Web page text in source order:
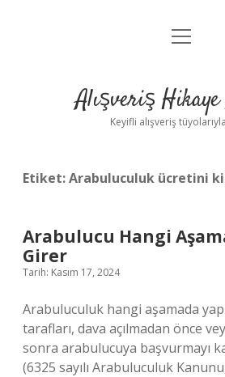
Anasayfa
Yasal Uyarı
menüyü
Alışveriş
Keyifli alışveriş
Etiket:Arabuluculuk ücretini
Arabulucu Hangi
Girer
Tarih: Kasım 17, 2024
Arabuluculuk hangi aşamada
tarafları, dava açılmadan önce
sonra arabulucuya başvurmayı
(6325 sayılı Arabuluculuk